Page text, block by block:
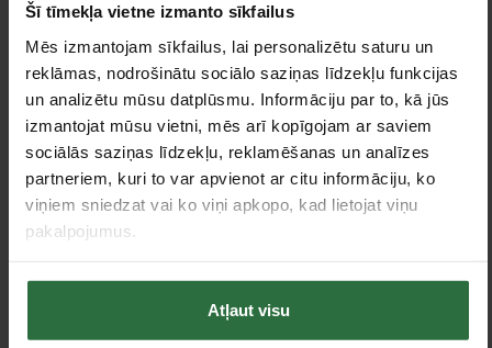
Šī tīmekļa vietne izmanto sīkfailus
Mēs izmantojam sīkfailus, lai personalizētu saturu un
reklāmas, nodrošinātu sociālo saziņas līdzekļu funkcijas
un analizētu mūsu datplūsmu. Informāciju par to, kā jūs
izmantojat mūsu vietni, mēs arī kopīgojam ar saviem
sociālās saziņas līdzekļu, reklamēšanas un analīzes
partneriem, kuri to var apvienot ar citu informāciju, ko
viņiem sniedzat vai ko viņi apkopo, kad lietojat viņu
pakalpojumus.
Atļaut visu
Akcija!
Metāla griešanas disks
Ir noliktavā
300,08 €